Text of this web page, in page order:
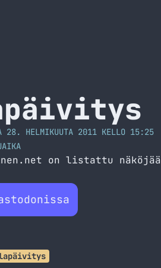
28. HELMIKUUTA 2011 KELLO 15:25
on listattu